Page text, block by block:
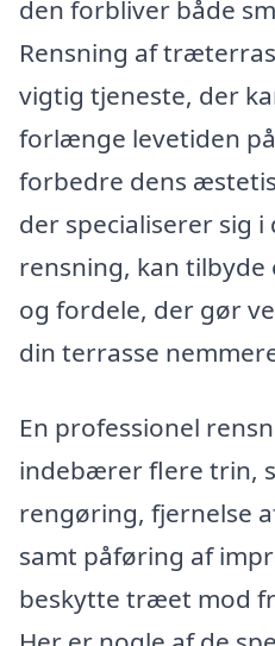
den forbliver både
Rensning af
vigtig tjeneste, der
forlænge levetiden
forbedre dens
der specialiserer sig i
rensning, kan
og fordele, der gør
din terrasse
En professionel
indebærer flere trin,
rengøring, fjernelse
samt påføring af
beskytte træet mod